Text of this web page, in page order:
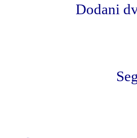
Dodani